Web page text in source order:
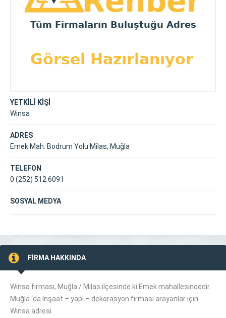
YETKİLİ KİŞİ
Winsa
ADRES
Emek Mah. Bodrum Yolu Milas, Muğla
TELEFON
0 (252) 512 6091
SOSYAL MEDYA
FİRMA HAKKINDA
Winsa firması, Muğla / Milas ilçesinde ki Emek mahallesindedir.
Muğla ‘da İnşaat – yapı – dekorasyon firması arayanlar için
Winsa adresi